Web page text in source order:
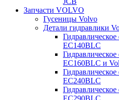
Запчасти VOLVO
Гусеницы Volvo
Детали гидравлики
EC140BLC
EC160BLC и
EC240BLC
EC290BLC